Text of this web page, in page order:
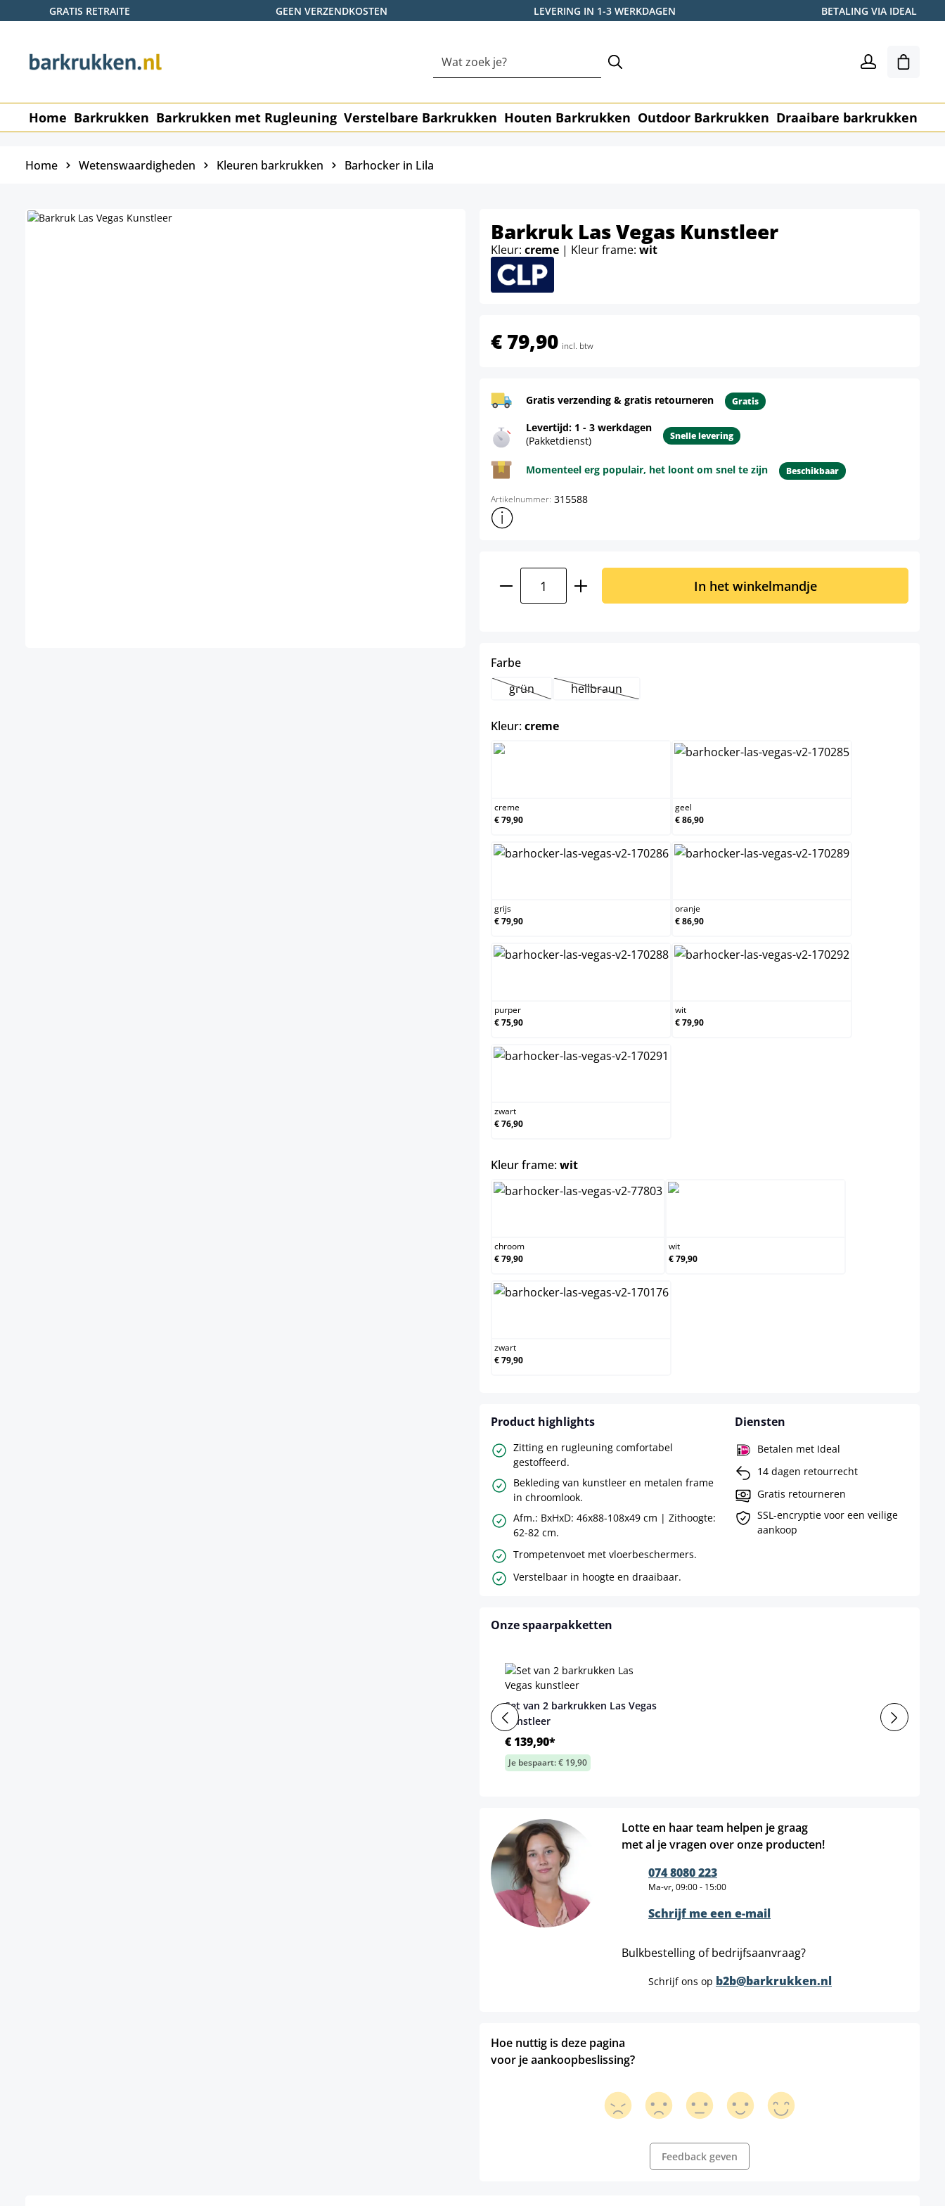
de hoofdinhoud
Ga naar de zoekopdracht
Ga naar de hoofdnavigatie
GRATIS RETRAITE GEEN VERZENDKOSTEN LEVERING IN 1-3 WERKDAGEN BETALING VIA IDEAL
Home Barkrukken Barkrukken met Rugleuning Verstelbare Barkrukken Houten Barkrukken Outdoor Barkrukken Draaibare barkrukken
Home Wetenswaardigheden Kleuren barkrukken Barhocker in Lila
Barkruk Las Vegas Kunstleer
Kleur: creme | Kleur frame: wit
€ 79,90 incl. btw
Gratis verzending & gratis retourneren Gratis
Levertijd: 1 - 3 werkdagen
(Pakketdienst)
Snelle levering
Momenteel erg populair, het loont om snel te zijn Beschikbaar
Artikelnummer: 315588
Toon meer productinformatie
Producthoeveelheid: Voer de gewenste hoeveelheid in
In het winkelmandje
Farbeselect
grün(Deze optie is momenteel niet beschikbaar.)
hellbraun(Deze optie is momenteel niet beschikbaar.)
Kleur:cremeselect
creme
€ 79,90
geel
€ 86,90
grijs
€ 79,90
oranje
€ 86,90
purper
€ 75,90
wit
€ 79,90
zwart
€ 76,90
Kleur frame:witselect
chroom
€ 79,90
wit
€ 79,90
zwart
€ 79,90
Product highlights
Zitting en rugleuning comfortabel
gestoffeerd.
Bekleding van kunstleer en metalen frame
in chroomlook.
Afm.: BxHxD: 46x88-108x49 cm | Zithoogte:
62-82 cm.
Trompetenvoet met vloerbeschermers.
Verstelbaar in hoogte en draaibaar.
Diensten
Betalen met Ideal
14 dagen retourrecht
Gratis retourneren
SSL-encryptie voor een veilige
aankoop
Onze spaarpakketten
Set van 2 barkrukken Las Vegas
kunstleer
€ 139,90*
Je bespaart: € 19,90
Lotte en haar team helpen je graag
met al je vragen over onze producten!
074 8080 223
Ma-vr, 09:00 - 15:00
Schrijf me een e-mail
Bulkbestelling of bedrijfsaanvraag?
Schrijf ons op b2b@barkrukken.nl
Hoe nuttig is deze pagina
voor je aankoopbeslissing?
Feedback geven